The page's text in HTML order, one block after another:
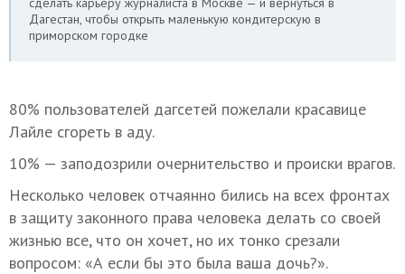
Дагестан, чтобы открыть маленькую кондитерскую в
приморском городке
80% пользователей дагсетей пожелали красавице
Лайле сгореть в аду.
10% — заподозрили очернительство и происки врагов.
Несколько человек отчаянно бились на всех фронтах
в защиту законного права человека делать со своей
жизнью все, что он хочет, но их тонко срезали
вопросом: «А если бы это была ваша дочь?».